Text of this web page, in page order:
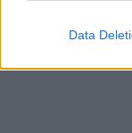
Data